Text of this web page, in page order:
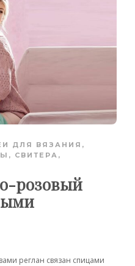
ДЛЯ ВЯЗАНИЯ ,
, СВИТЕРА,
розовый
реглан связан спицами